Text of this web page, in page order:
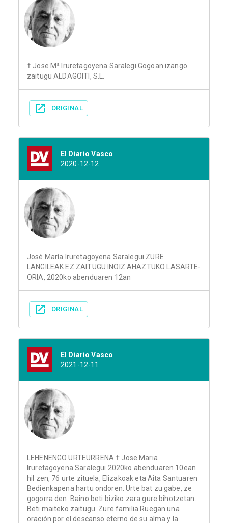
† Jose Mª Iruretagoyena Saralegi Gogoan izango
zaitugu ALDAGOITI, S.L.
ORIGINAL
El Diario Vasco
2020-12-12
José María Iruretagoyena Saralegui ZURE
LANGILEAK EZ ZAITUGU INOIZ AHAZTUKO LASARTE-
ORIA, 2020ko abenduaren 12an
ORIGINAL
El Diario Vasco
2021-12-11
LEHENENGO URTEURRENA † Jose Maria
Iruretagoyena Saralegui 2020ko abenduaren 10ean
hil zen, 76 urte zituela, Elizakoak eta Aita Santuaren
Bedienkapena hartu ondoren. Urte bat zu gabe, ze
gogorra den. Baino beti biziko zara gure bihotzetan.
Beti maiteko zaitugu. Zure familia Ruegan una
oración por el descanso eterno de su alma y la